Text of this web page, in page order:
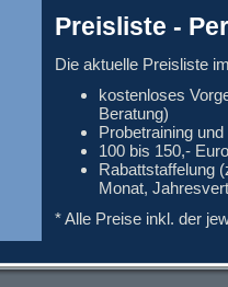
Preisliste -
Die aktuelle Preisliste
kostenloses
Beratung)
Probetraining
100 bis 150,-
Rabattstaffelung
Monat,
* Alle Preise inkl. der